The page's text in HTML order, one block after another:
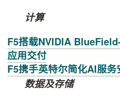
计算
F5搭载NVIDIA
应用交付
F5携手英特尔简化AI服
数据及存储